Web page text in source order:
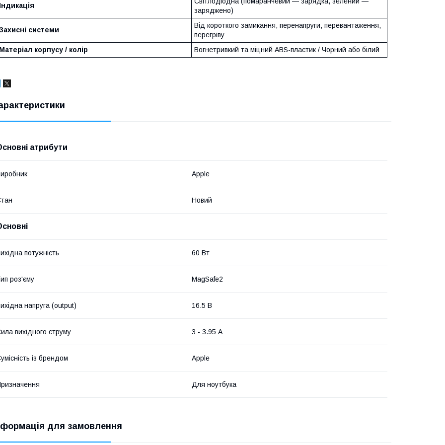
заряджено)
системи
Від короткого замикання, перенапруги, перевантаження,
перегріву
корпусу / колір
Вогнетривкий та міцний ABS-пластик / Чорний або білий
атрибути
Apple
Новий
потужність 60 Вт
роз'єму MagSafe2
напруга (output) 16.5 В
вихідного струму 3 - 3.95 А
із брендом Apple
Для ноутбука
для замовлення